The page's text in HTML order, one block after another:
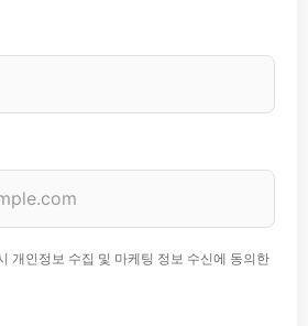
개인정보 수집 및 마케팅 정보 수신에 동의한